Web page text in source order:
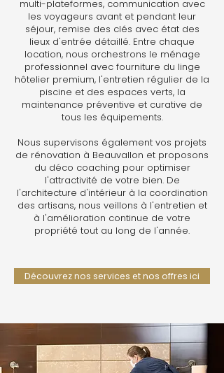
multi-plateformes, communication avec
les voyageurs avant et pendant leur
séjour, remise des clés avec état des
lieux d'entrée détaillé. Entre chaque
location, nous orchestrons le ménage
professionnel avec fourniture du linge
hôtelier premium, l'entretien régulier de la
piscine et des espaces verts, la
maintenance préventive et curative de
tous les équipements.
Nous supervisons également vos projets
de rénovation à Beauvallon et proposons
du déco coaching pour optimiser
l'attractivité de votre bien. De
l'architecture d'intérieur à la coordination
des artisans, nous veillons à l'entretien et
à l'amélioration continue de votre
propriété tout au long de l'année.
Découvrez nos services et nos offres ici